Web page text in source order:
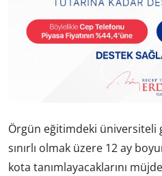
Örgün eğitimdeki üniversiteli
sınırlı olmak üzere 12 ay
kota tanımlayacaklarını